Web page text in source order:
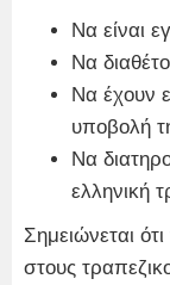
Να είναι
Να
Να έχουν
υποβολή
Να
ελληνική
Σημειώνεται
στους